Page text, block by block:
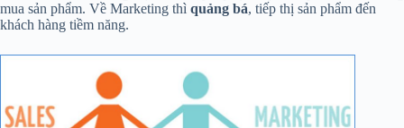
mua sản phẩm. Về Marketing thì quảng bá, tiếp thị sản phẩm đến
khách hàng tiềm năng.